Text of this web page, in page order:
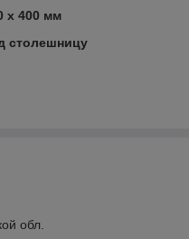
х 400 мм
столешницу
обл.